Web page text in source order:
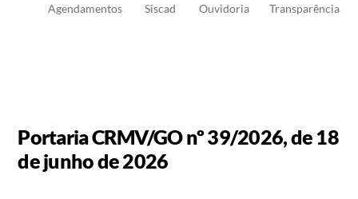
Agendamentos Siscad Ouvidoria Transparência
Portaria CRMV/GO nº 39/2026, de 18
de junho de 2026